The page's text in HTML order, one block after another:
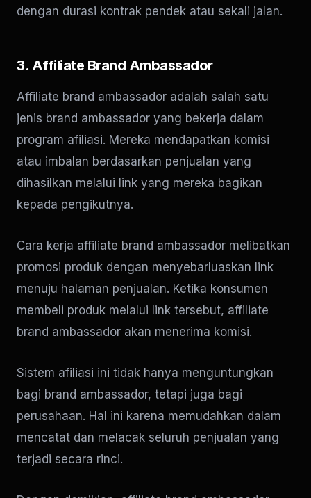
dengan durasi kontrak pendek atau sekali jalan.
3. Affiliate Brand Ambassador
Affiliate brand ambassador adalah salah satu
jenis brand ambassador yang bekerja dalam
program afiliasi. Mereka mendapatkan komisi
atau imbalan berdasarkan penjualan yang
dihasilkan melalui link yang mereka bagikan
kepada pengikutnya.
Cara kerja affiliate brand ambassador melibatkan
promosi produk dengan menyebarluaskan link
menuju halaman penjualan. Ketika konsumen
membeli produk melalui link tersebut, affiliate
brand ambassador akan menerima komisi.
Sistem afiliasi ini tidak hanya menguntungkan
bagi brand ambassador, tetapi juga bagi
perusahaan. Hal ini karena memudahkan dalam
mencatat dan melacak seluruh penjualan yang
terjadi secara rinci.